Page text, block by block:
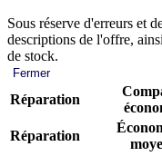
Sous réserve d'erreurs et
descriptions de l'offre,
de stock.
Fermer
Réparation
Réparation